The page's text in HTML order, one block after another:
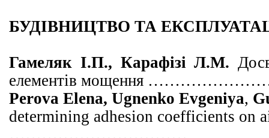
БУДІВНИЦТВО ТА
Гамеляк І.П., Карафізі Л.М.
елементів мощення
Perova Elena, Ugnenko Evgeniya,
determining adhesion coefficients on
……………………………